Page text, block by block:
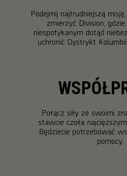
Podejmij najtrudniejszą
zmierzyć Division,
niespotykanym dotąd
uchronić Dystrykt
Połącz siły ze swoimi
stawcie czoła
Będziecie potrzebować
pomocy.